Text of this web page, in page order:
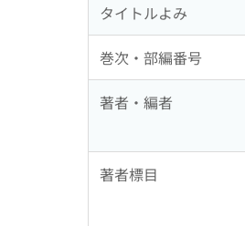
タイトルよみ
巻次・部編番号
著者・編者
著者標目